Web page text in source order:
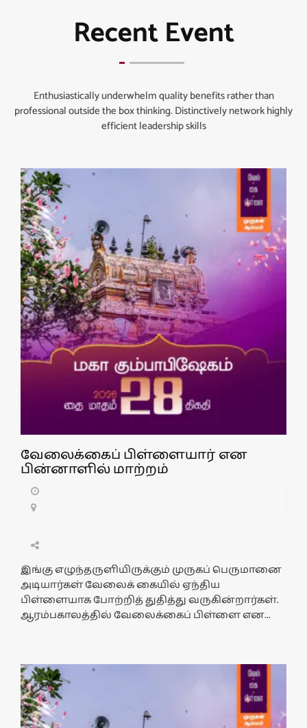
Recent Event
Enthusiastically underwhelm quality benefits rather than
professional outside the box thinking. Distinctively network highly
efficient leadership skills
வேலைக்கைப் பிள்ளையார் என
பின்னாளில் மாற்றம்
இங்கு எழுந்தருளியிருக்கும் முருகப் பெருமானை
அடியார்கள் வேலைக் கையில் ஏந்திய
பிள்ளையாக போற்றித் துதித்து வருகின்றார்கள்.
ஆரம்பகாலத்தில் வேலைக்கைப் பிள்ளை என...